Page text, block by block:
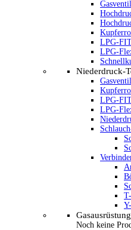
LPG-
LPG-
Niederdruck-
LPG-
LPG-
Gasausrüstung
Noch keine